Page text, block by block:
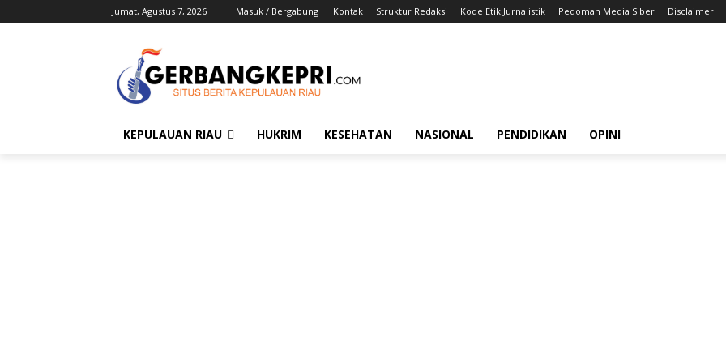
Jumat, Agustus 7, 2026 Masuk / Bergabung Kontak Struktur Redaksi Kode Etik Jurnalistik Pedoman Media Siber Disclaimer
KEPULAUAN RIAU HUKRIM KESEHATAN NASIONAL PENDIDIKAN OPINI